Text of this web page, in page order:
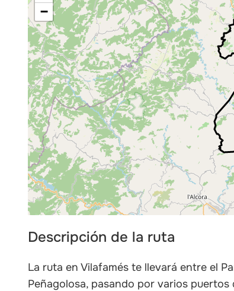
−
Descripción de la ruta
La ruta en Vilafamés te llevará entre el
Peñagolosa, pasando por varios puertos